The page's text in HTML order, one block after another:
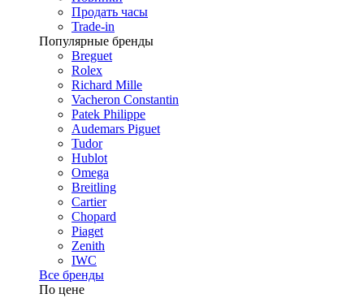
Продать часы
Trade-in
Популярные бренды
Breguet
Rolex
Richard Mille
Vacheron Constantin
Patek Philippe
Audemars Piguet
Tudor
Hublot
Omega
Breitling
Cartier
Chopard
Piaget
Zenith
IWC
Все бренды
По цене